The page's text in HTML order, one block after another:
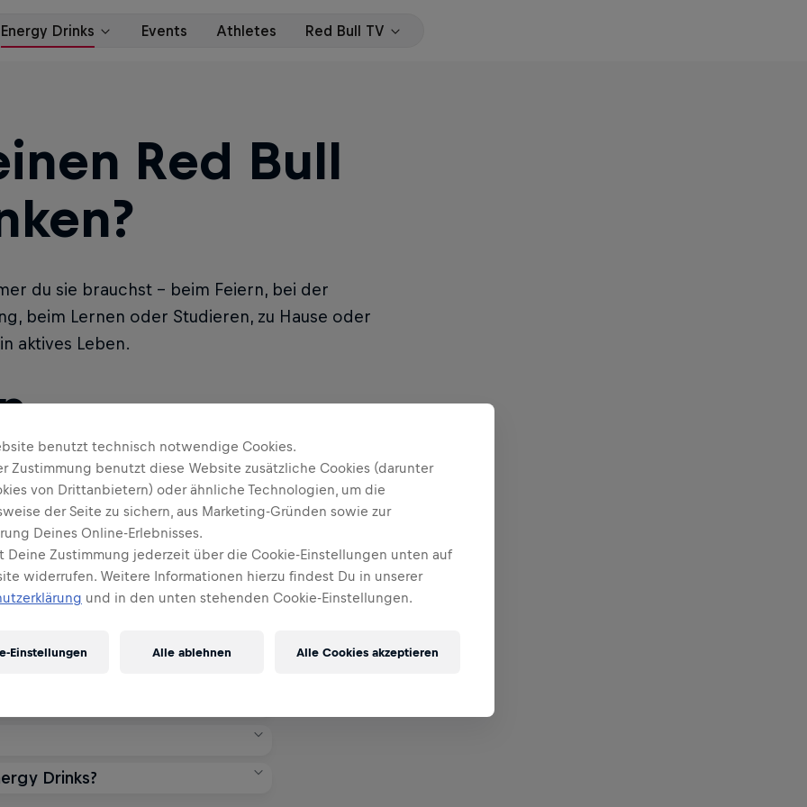
Red Bull
du sie brauchst - beim Feiern, bei der
beim Lernen oder Studieren, zu Hause oder
aktives Leben.
Das heißt, sie beinhalten
stammen.
da er rein aus nicht-
Der Zucker wird aus
Koffein und Vitamine werden
Koffein, etwa dieselbe Menge
Drinks?
benutzt technisch notwendige Cookies.
Zustimmung benutzt diese Website zusätzliche Cookies (darunter
von Drittanbietern) oder ähnliche Technologien, um die
der Seite zu sichern, aus Marketing-Gründen sowie zur
Deines Online-Erlebnisses.
Deine Zustimmung jederzeit über die Cookie-Einstellungen unten auf
widerrufen. Weitere Informationen hierzu findest Du in unserer
und in den unten stehenden Cookie-Einstellungen.
Einstellungen Alle ablehnen Alle Cookies akzeptieren